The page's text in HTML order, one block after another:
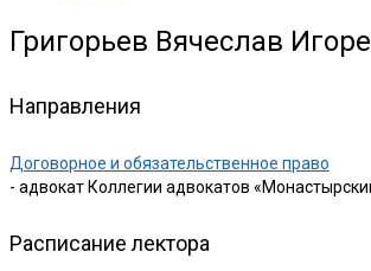
Григорьев Вячеслав
Направления
Договорное и обязательственное право
- адвокат Коллегии адвокатов
Расписание лектора